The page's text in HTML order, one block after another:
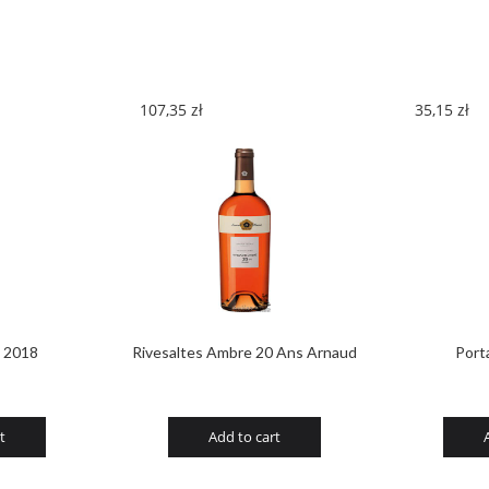
Rivesaltes Ambre 20 Ans Arnaud
107,35 zł
Add to cart
35,15 zł